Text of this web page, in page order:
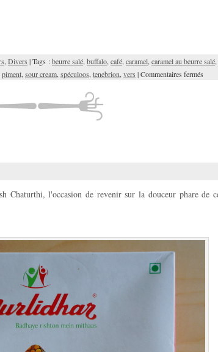
Divers | Tags :beurre salé buffalo café caramel caramel au beurre salé
piment sour cream spéculoos tenebrion vers |Commentaires fermés
Chaturthi, l'occasion de revenir sur la douceur phare de